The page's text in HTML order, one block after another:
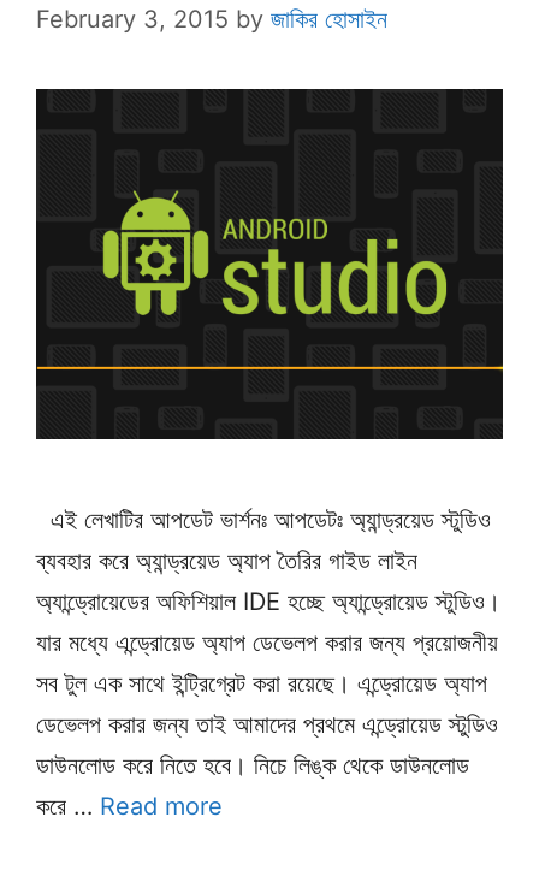
February 3, 2015 by জাকির হোসাইন
এই লেখাটির আপডেট ভার্শনঃ আপডেটঃ অ্যান্ড্রয়েড স্টুডিও
ব্যবহার করে অ্যান্ড্রয়েড অ্যাপ তৈরির গাইড লাইন
অ্যান্ড্রোয়েডের অফিশিয়াল IDE হচ্ছে অ্যান্ড্রোয়েড স্টুডিও।
যার মধ্যে এন্ড্রোয়েড অ্যাপ ডেভেলপ করার জন্য প্রয়োজনীয়
সব টুল এক সাথে ইন্ট্রিগ্রেট করা রয়েছে। এন্ড্রোয়েড অ্যাপ
ডেভেলপ করার জন্য তাই আমাদের প্রথমে এন্ড্রোয়েড স্টুডিও
ডাউনলোড করে নিতে হবে। নিচে লিঙ্ক থেকে ডাউনলোড
করে … Read more